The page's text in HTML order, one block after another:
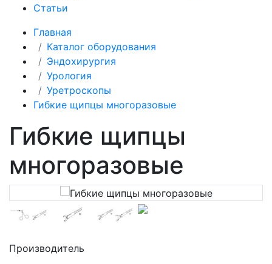
Статьи
Главная
Каталог оборудования
Эндохирургия
Урология
Уретроскопы
Гибкие щипцы многоразовые
Гибкие щипцы
многоразовые
Производитель